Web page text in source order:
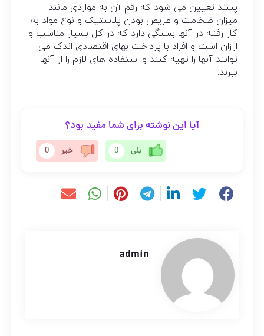
پسند تعیین می شود که رقم آن به مواردی مانند
میزان ضخامت و عریض بودن پلاستیک و نوع مواد به
کار رفته در آنها بستگی دارد که در کل بسیار مناسب و
ارزان است و افراد با پرداخت بهای اقتصادی اندک می
توانند آنها را تهیه کنند و استفاده های لازم را از آنها
ببرند.
آیا این نوشته برای شما مفید بود؟
بلی 0 خیر 0
admin